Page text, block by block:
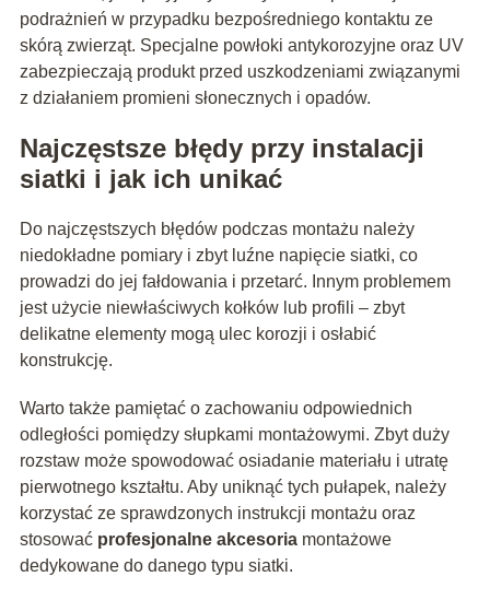
podrażnień w przypadku bezpośredniego kontaktu ze
skórą zwierząt. Specjalne powłoki antykorozyjne oraz UV
zabezpieczają produkt przed uszkodzeniami związanymi
z działaniem promieni słonecznych i opadów.
Najczęstsze błędy przy instalacji
siatki i jak ich unikać
Do najczęstszych błędów podczas montażu należy
niedokładne pomiary i zbyt luźne napięcie siatki, co
prowadzi do jej fałdowania i przetarć. Innym problemem
jest użycie niewłaściwych kołków lub profili – zbyt
delikatne elementy mogą ulec korozji i osłabić
konstrukcję.
Warto także pamiętać o zachowaniu odpowiednich
odległości pomiędzy słupkami montażowymi. Zbyt duży
rozstaw może spowodować osiadanie materiału i utratę
pierwotnego kształtu. Aby uniknąć tych pułapek, należy
korzystać ze sprawdzonych instrukcji montażu oraz
stosować profesjonalne akcesoriamontażowe
dedykowane do danego typu siatki.